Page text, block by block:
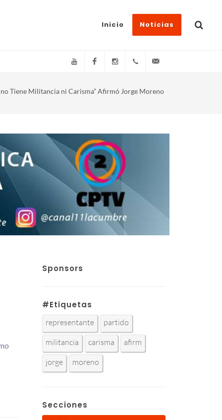
Inicio Noticias
YouTube FacebookInstagram(+54)(9)3548-576073
Moreno
Tiene Militancia ni Carisma” Afirmó Jorge Moreno
Sponsors
#Etiquetas
representante
partido
militancia
carisma
afirm
jorge
moreno
Secciones